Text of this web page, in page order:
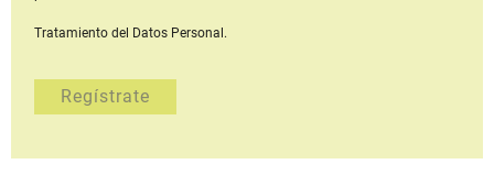
Tratamiento del Datos Personal.